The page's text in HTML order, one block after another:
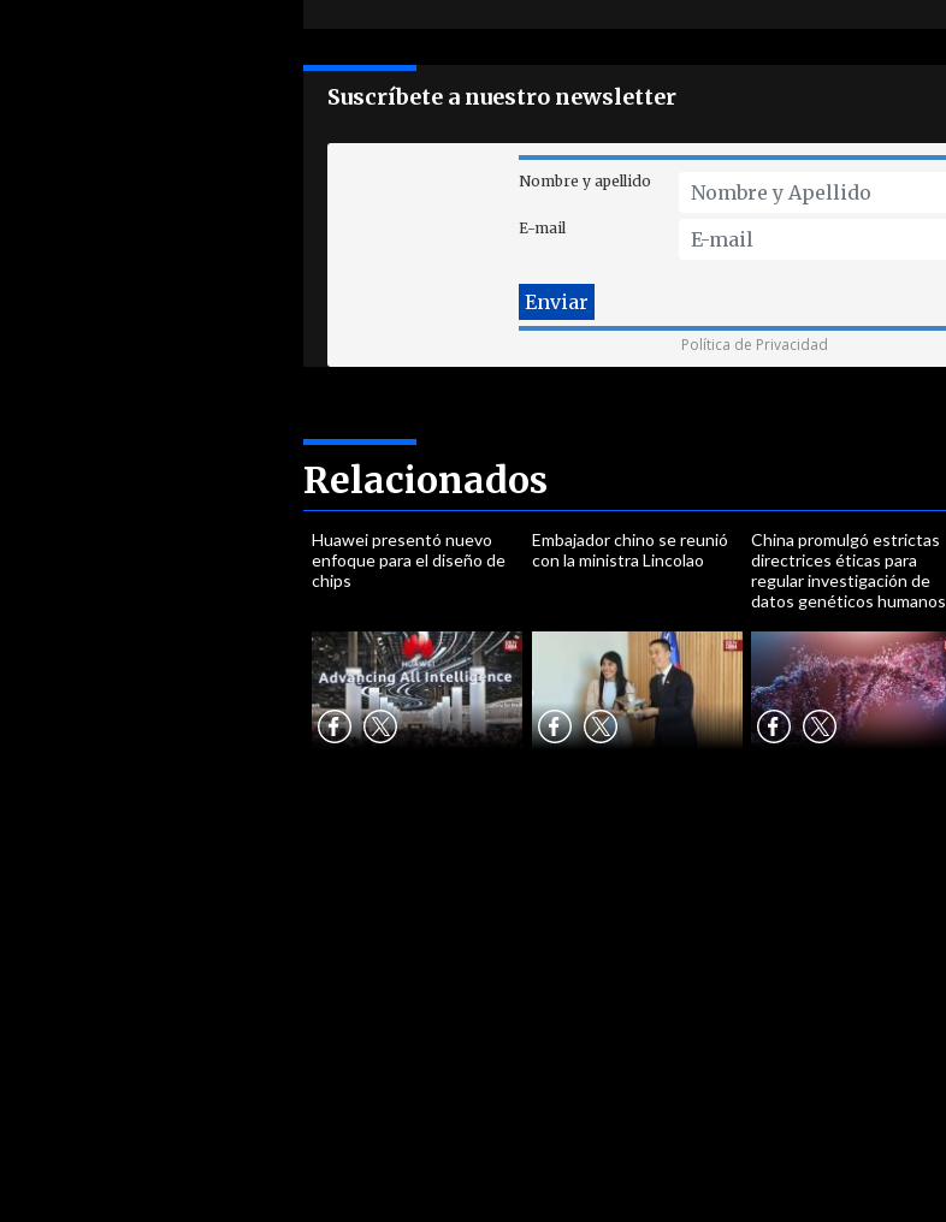
Suscríbete a nuestro newsletter
Nombre y apellido
E-mail
Política de Privacidad
Relacionados
Huawei presentó nuevo
enfoque para el diseño de
chips
Embajador chino se reunió
con la ministra Lincolao
China promulgó estrictas
directrices éticas para
regular investigación de
datos genéticos humanos